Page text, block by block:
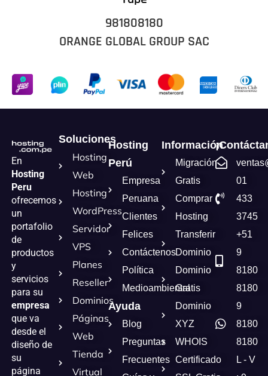
981808180
ORANGE GLOBAL GROUP SAC
En
Hosting
Peru
ofrecemos
un
portafolio
de
productos
y
servicios
para su
empresa
que va
desde el
diseño de
su
página
Soluciones
Hosting
Web
Hosting
WordPress
Servidor
VPS
Planes
Reseller
Dominios
Páginas
Web
Tienda
Virtual
Hosting
Perú
Empresa
Peruana
Clientes
Felices
Contáctenos
Política
Medioambiental
Ayuda
Blog
Preguntas
Frecuentes
Información
Migración
Gratis
Comprar
Hosting
Transferir
Dominio
Dominio
Gratis
Dominio
XYZ
WHOIS
Certificado
01
433
3745
+51
9
8180
8180
9
8180
8180
L - V